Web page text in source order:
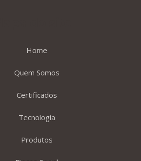
Home
Quem Somos
Certificados
Tecnologia
Produtos